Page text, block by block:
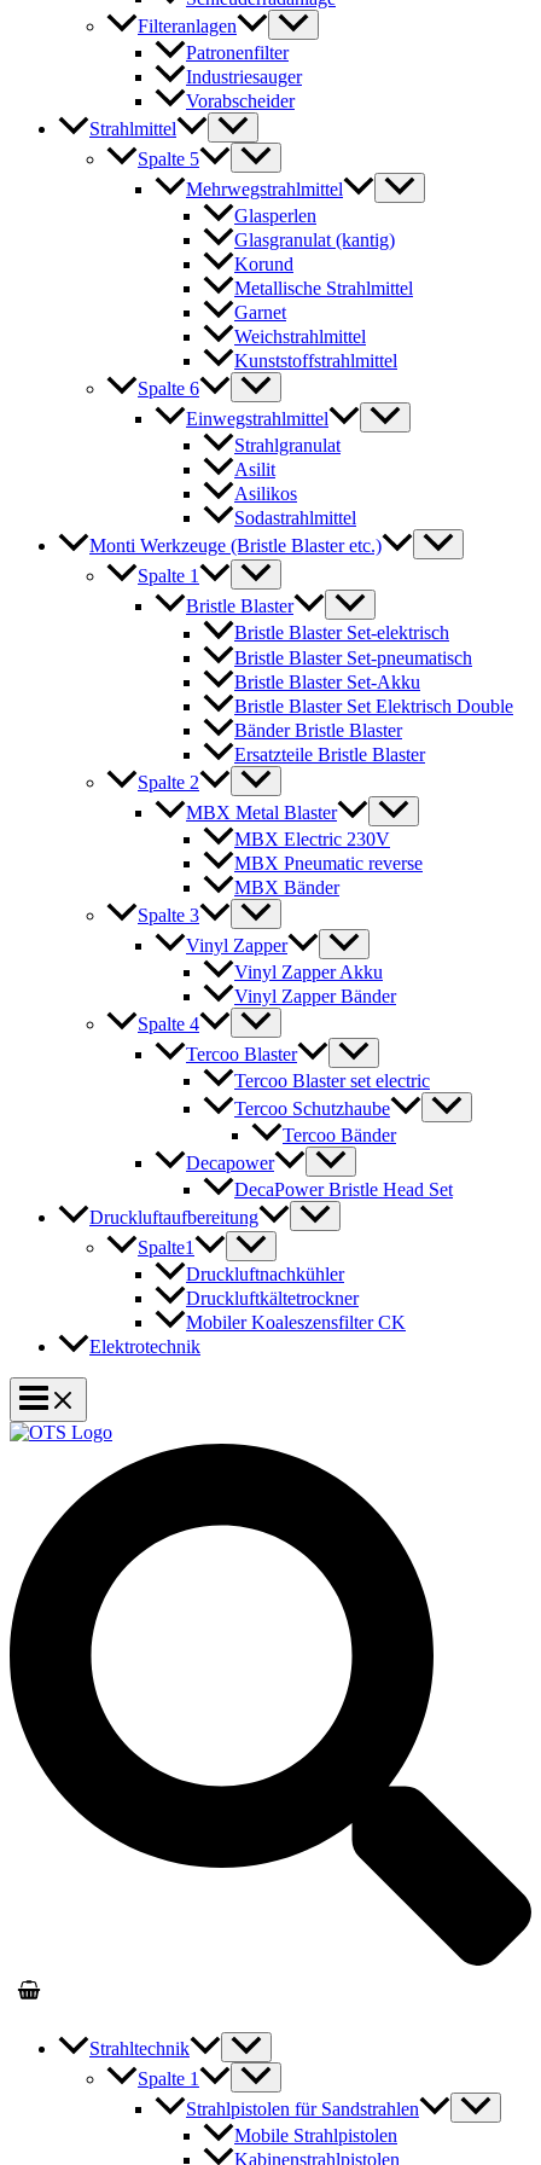
Filteranlagen
Patronenfilter
Industriesauger
Vorabscheider
Strahlmittel
Spalte 5
Mehrwegstrahlmittel
Glasperlen
Glasgranulat (kantig)
Korund
Metallische Strahlmittel
Garnet
Weichstrahlmittel
Kunststoffstrahlmittel
Spalte 6
Einwegstrahlmittel
Strahlgranulat
Asilit
Asilikos
Sodastrahlmittel
Monti Werkzeuge (Bristle Blaster etc.)
Spalte 1
Bristle Blaster
Bristle Blaster Set-elektrisch
Bristle Blaster Set-pneumatisch
Bristle Blaster Set-Akku
Bristle Blaster Set Elektrisch Double
Bänder Bristle Blaster
Ersatzteile Bristle Blaster
Spalte 2
MBX Metal Blaster
MBX Electric 230V
MBX Pneumatic reverse
MBX Bänder
Spalte 3
Vinyl Zapper
Vinyl Zapper Akku
Vinyl Zapper Bänder
Spalte 4
Tercoo Blaster
Tercoo Blaster set electric
Tercoo Schutzhaube
Tercoo Bänder
Decapower
DecaPower Bristle Head Set
Druckluftaufbereitung
Spalte1
Druckluftnachkühler
Druckluftkältetrockner
Mobiler Koaleszensfilter CK
Elektrotechnik
Strahltechnik
Spalte 1
Strahlpistolen für Sandstrahlen
Mobile Strahlpistolen
Kabinenstrahlpistolen